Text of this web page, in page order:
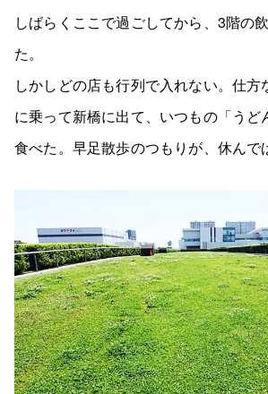
しばらくここで過ごしてから、3階の
た。
しかしどの店も行列で入れない。仕
に乗って新橋に出て、いつもの「うど
食べた。早足散歩のつもりが、休んで